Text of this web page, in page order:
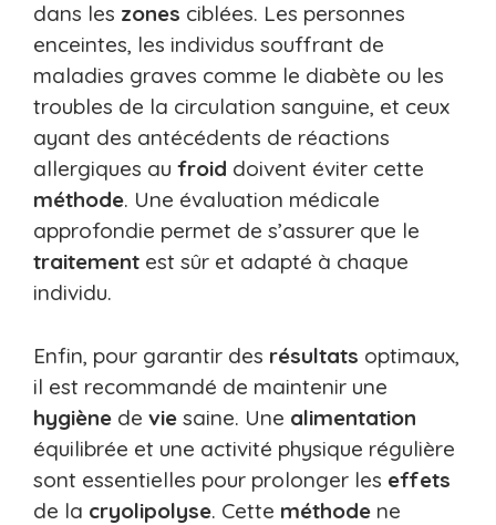
dans les zones ciblées. Les personnes
enceintes, les individus souffrant de
maladies graves comme le diabète ou les
troubles de la circulation sanguine, et ceux
ayant des antécédents de réactions
allergiques au froid doivent éviter cette
méthode. Une évaluation médicale
approfondie permet de s’assurer que le
traitement est sûr et adapté à chaque
individu.
Enfin, pour garantir des résultats optimaux,
il est recommandé de maintenir une
hygiène de vie saine. Une alimentation
équilibrée et une activité physique régulière
sont essentielles pour prolonger les effets
de la cryolipolyse. Cette méthode ne